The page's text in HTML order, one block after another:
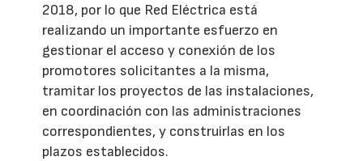
2018, por lo que Red Eléctrica está
realizando un importante esfuerzo en
gestionar el acceso y conexión de los
promotores solicitantes a la misma,
tramitar los proyectos de las instalaciones,
en coordinación con las administraciones
correspondientes, y construirlas en los
plazos establecidos.